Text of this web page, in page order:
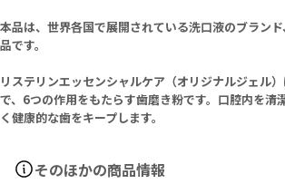
本品は、世界各国で展開されている洗口液のブラン
品です。
リステリンエッセンシャルケア（オリジナルジェル
で、6つの作用をもたらす歯磨き粉です。口腔内を清
く健康的な歯をキープします。
そのほかの商品情報